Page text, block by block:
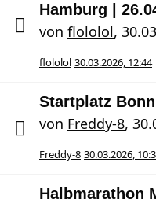
Hamburg |
von flololol,
flololol 30.03.2026, 12:44
Startplatz
von Freddy-8,
Freddy-8 30.03.2026,
Halbmarathon